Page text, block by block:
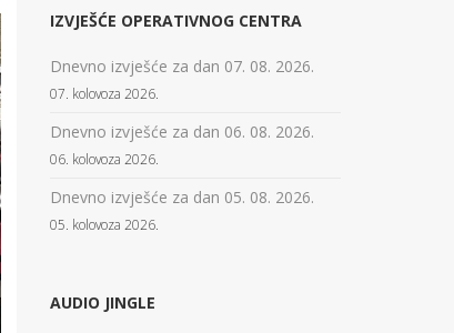
IZVJEŠĆE OPERATIVNOG CENTRA
Dnevno izvješće za dan 07. 08. 2026.
07. kolovoza 2026.
Dnevno izvješće za dan 06. 08. 2026.
06. kolovoza 2026.
Dnevno izvješće za dan 05. 08. 2026.
05. kolovoza 2026.
AUDIO JINGLE